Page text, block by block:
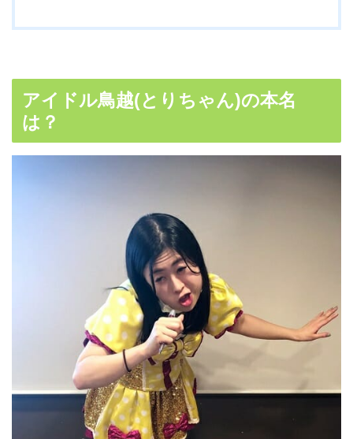
アイドル鳥越(とりちゃん)の本名
は？